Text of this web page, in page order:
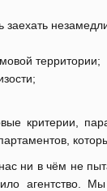
заехать
территории;
критерии,
ни в чём не
агентство.